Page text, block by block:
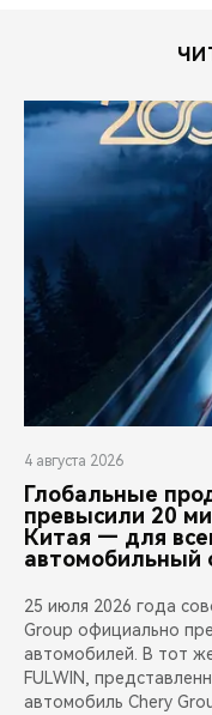
4 августа 2026
Глобальные
превысили 20
Китая — для
автомобильный
25 июля 2026 года
Group официально
автомобилей. В тот
FULWIN,
автомобиль Chery